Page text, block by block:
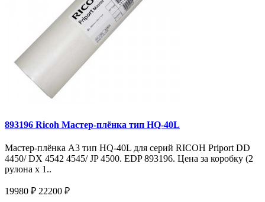
893196 Ricoh Мастер-плёнка тип HQ-40L
Мастер-плёнка A3 тип HQ-40L для серий RICOH Priport DD
4450/ DX 4542 4545/ JP 4500. EDP 893196. Цена за коробку (2
рулона х 1..
19980 ₽ 22200 ₽